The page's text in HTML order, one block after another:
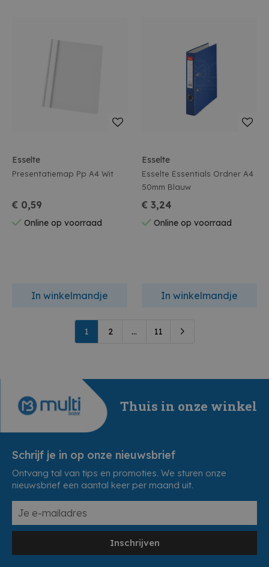
Esselte
Presentatiemap Pp A4 Wit
€ 0,59
Online op voorraad
In winkelmandje
Esselte
Esselte Essentials Ordner A4
50mm Blauw
€ 3,24
Online op voorraad
In winkelmandje
1 2 ... 11
Thuis in onze winkel
Schrijf je in op onze nieuwsbrief
Ontvang tal van tips en promoties. We sturen onze
nieuwsbrief een aantal keer per maand uit.
Inschrijven